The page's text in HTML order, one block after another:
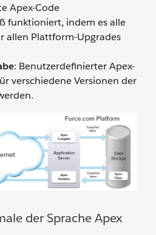
Apex-Code
funktioniert, indem es alle
allen Plattform-Upgrades
: Benutzerdefinierter Apex-
verschiedene Versionen der
der Sprache Apex